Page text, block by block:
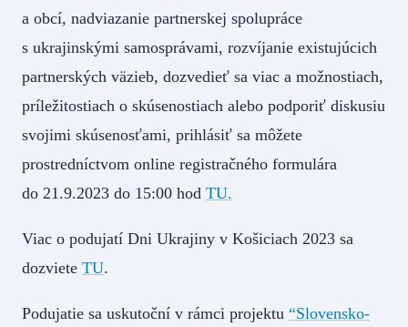
a obcí, nadviazanie partnerskej spolupráce
s ukrajinskými samosprávami, rozvíjanie existujúcich
partnerských väzieb, dozvedieť sa viac a možnostiach,
príležitostiach o skúsenostiach alebo podporiť diskusiu
svojimi skúsenosťami, prihlásiť sa môžete
prostredníctvom online registračného formulára
do 21.9.2023 do 15:00 hod TU.
Viac o podujatí Dni Ukrajiny v Košiciach 2023 sa
dozviete TU.
Podujatie sa uskutoční v rámci projektu “Slovensko-